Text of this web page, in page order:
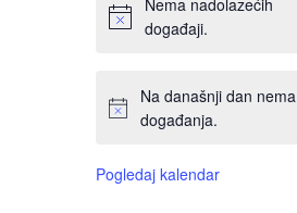
Nema nadolazećih
događaji.
Na današnji dan nema
događanja.
Pogledaj kalendar